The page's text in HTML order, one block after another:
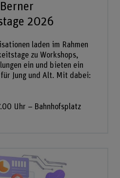
2026
laden im Rahmen
zu Workshops,
ein und bieten ein
Jung und Alt. Mit dabei:
Uhr – Bahnhofsplatz